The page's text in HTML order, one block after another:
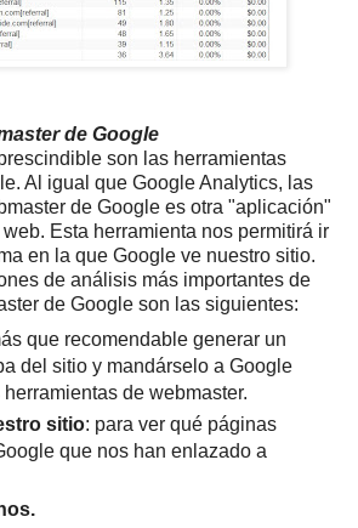
de Google
son las herramientas
Al igual que Google Analytics, las
de Google es otra "aplicación"
Esta herramienta nos permitirá ir
en la que Google ve nuestro sitio.
de análisis más importantes de
de Google son las siguientes:
que recomendable generar un
del sitio y mandárselo a Google
de webmaster.
sitio: para ver qué páginas
que nos han enlazado a